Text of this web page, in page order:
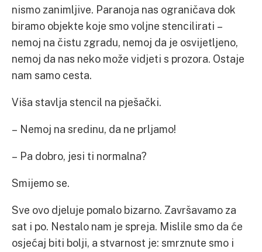
nismo zanimljive. Paranoja nas ograničava dok
biramo objekte koje smo voljne stencilirati –
nemoj na čistu zgradu, nemoj da je osvijetljeno,
nemoj da nas neko može vidjeti s prozora. Ostaje
nam samo cesta.
Viša stavlja stencil na pješački.
– Nemoj na sredinu, da ne prljamo!
– Pa dobro, jesi ti normalna?
Smijemo se.
Sve ovo djeluje pomalo bizarno. Završavamo za
sat i po. Nestalo nam je spreja. Mislile smo da će
osjećaj biti bolji, a stvarnost je: smrznute smo i